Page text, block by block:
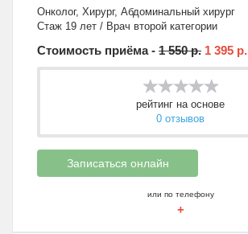
Онколог, Хирург, Абдоминальный хирург
Стаж 19 лет / Врач второй категории
Стоимость приёма - 1 550 р. 1 395 р.
рейтинг на основе
0 отзывов
Записаться онлайн
или по телефону
+